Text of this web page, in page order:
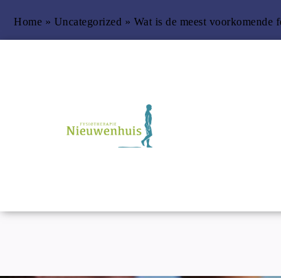
Home » Uncategorized » Wat is de meest voorkomende